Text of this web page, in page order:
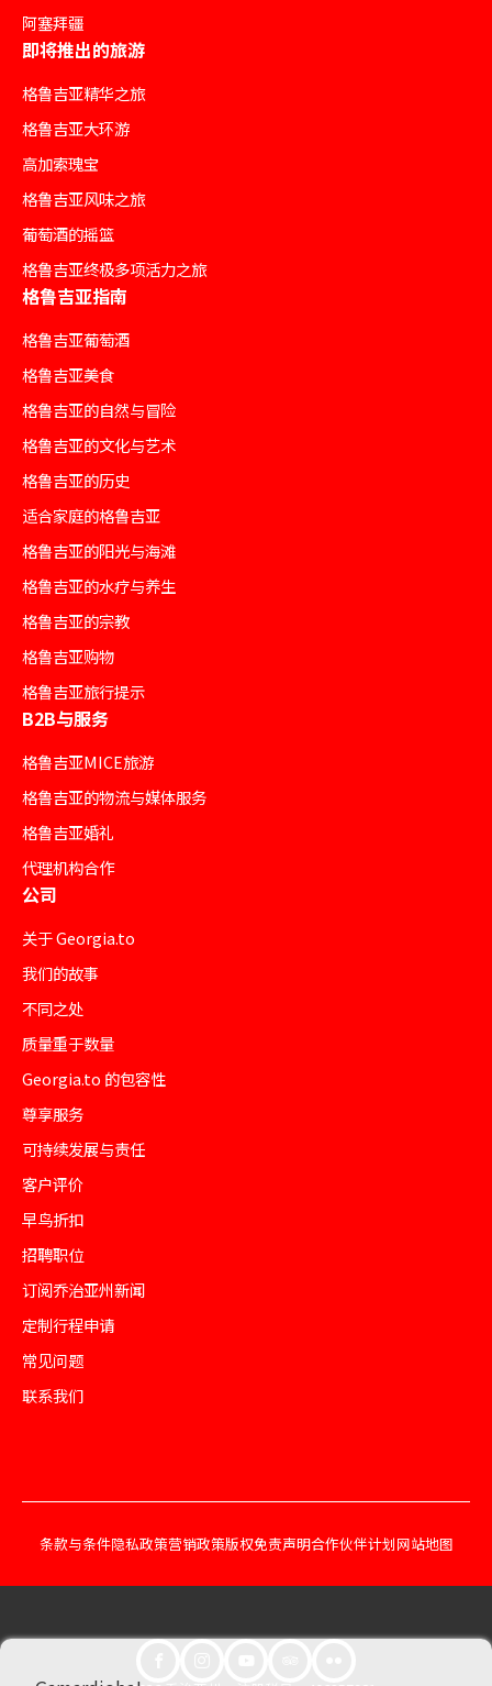
阿塞拜疆
即将推出的旅游
格鲁吉亚精华之旅
格鲁吉亚大环游
高加索瑰宝
格鲁吉亚风味之旅
葡萄酒的摇篮
格鲁吉亚终极多项活力之旅
格鲁吉亚指南
格鲁吉亚葡萄酒
格鲁吉亚美食
格鲁吉亚的自然与冒险
格鲁吉亚的文化与艺术
格鲁吉亚的历史
适合家庭的格鲁吉亚
格鲁吉亚的阳光与海滩
格鲁吉亚的水疗与养生
格鲁吉亚的宗教
格鲁吉亚购物
格鲁吉亚旅行提示
B2B与服务
格鲁吉亚MICE旅游
格鲁吉亚的物流与媒体服务
格鲁吉亚婚礼
代理机构合作
公司
关于 Georgia.to
我们的故事
不同之处
质量重于数量
Georgia.to 的包容性
尊享服务
可持续发展与责任
客户评价
早鸟折扣
招聘职位
订阅乔治亚州新闻
定制行程申请
常见问题
联系我们
条款与条件隐私政策营销政策版权免责声明合作伙伴计划网站地图